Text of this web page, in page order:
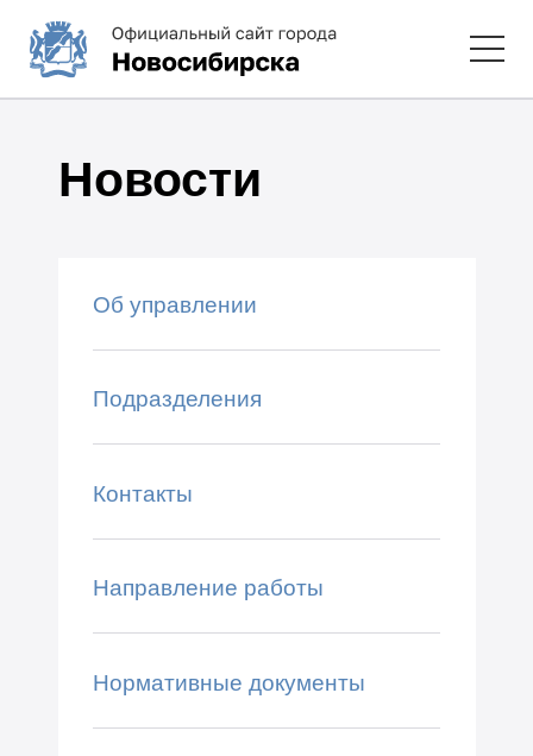
Новости
Об управлении
Подразделения
Контакты
Направление работы
Нормативные документы